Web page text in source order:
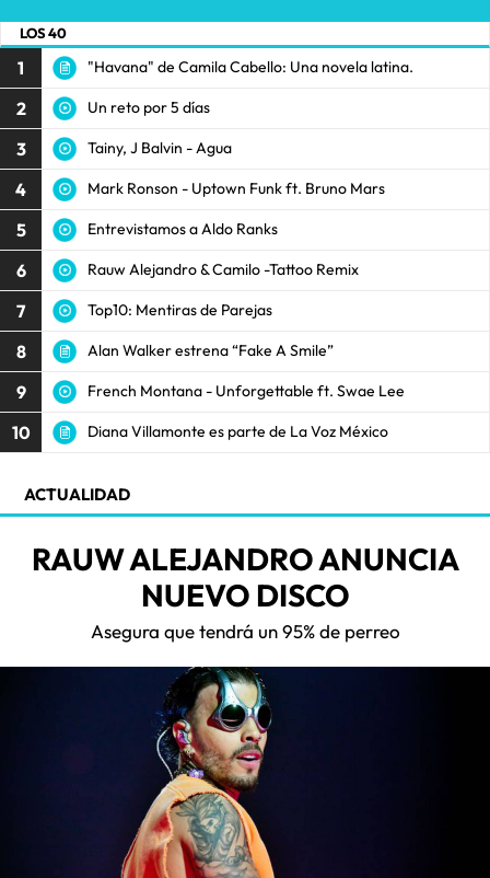
LOS 40
1 "Havana" de Camila Cabello: Una novela latina.
2 Un reto por 5 días
3 Tainy, J Balvin - Agua
4 Mark Ronson - Uptown Funk ft. Bruno Mars
5 Entrevistamos a Aldo Ranks
6 Rauw Alejandro & Camilo -Tattoo Remix
7 Top10: Mentiras de Parejas
8 Alan Walker estrena “Fake A Smile”
9 French Montana - Unforgettable ft. Swae Lee
10 Diana Villamonte es parte de La Voz México
ACTUALIDAD
RAUW ALEJANDRO ANUNCIA
NUEVO DISCO
Asegura que tendrá un 95% de perreo